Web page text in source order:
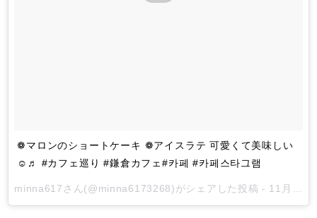
❁マロンのショートケーキ ❁アイスラテ 可愛くて美味しい
☺︎♬ #カフェ巡り #鎌倉カフェ#카페 #카페스타그램
minna617 さん(@minna6173268)がシェアした投稿 - 11月 12, 2017 at 4:44午後 PST